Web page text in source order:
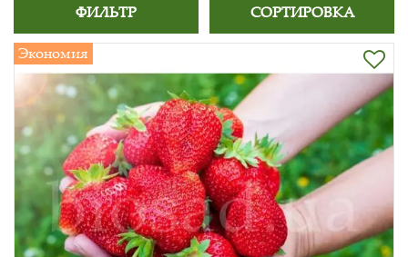
ФИЛЬТР СОРТИРОВКА
Экономия